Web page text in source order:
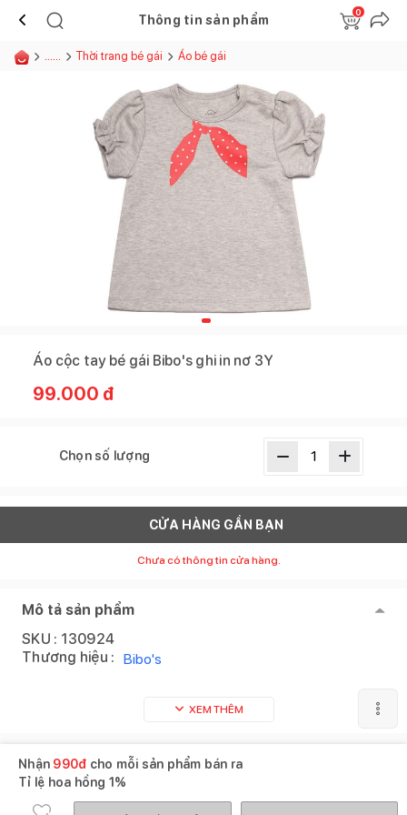
Thông tin sản phẩm
0
...... Thời trang bé gái Áo bé gái
Áo cộc tay bé gái Bibo's ghi in nơ 3Y
99.000 đ
Chọn số lượng
CỬA HÀNG GẦN BẠN
Chưa có thông tin cửa hàng.
Mô tả sản phẩm
SKU : 130924
Thương hiệu : Bibo's
XEM THÊM
Nhận 990đ cho mỗi sản phẩm bán ra
Tỉ lệ hoa hồng 1%